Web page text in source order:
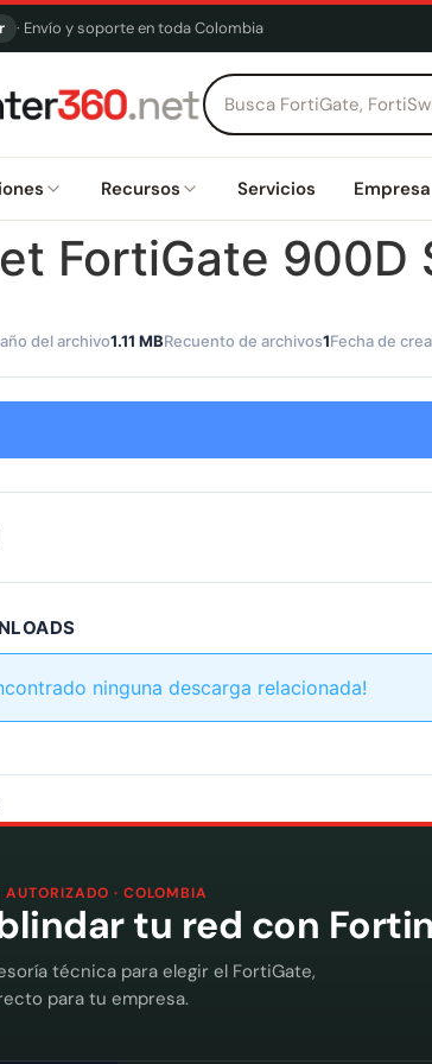
· Envío y soporte en toda Colombia
Recursos Servicios Empresa
FortiGate 900D
del archivo1.11 MBRecuento de archivos1Fecha de
ninguna descarga relacionada!
· COLOMBIA
tu red con
técnica para elegir el FortiGate,
para tu empresa.